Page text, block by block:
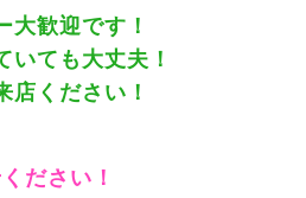
大歓迎です！
いても大丈夫！
店ください！
ださい！